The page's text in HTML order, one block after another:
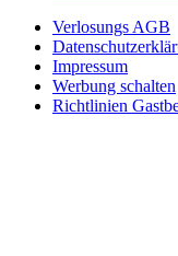
Verlosungs AGB
Impressum
Werbung schalten
Richtlinien